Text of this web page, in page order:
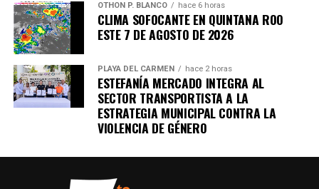
OTHON P. BLANCO hace 6 horas
CLIMA SOFOCANTE EN QUINTANA ROO
ESTE 7 DE AGOSTO DE 2026
PLAYA DEL CARMEN hace 2 horas
ESTEFANÍA MERCADO INTEGRA AL
SECTOR TRANSPORTISTA A LA
ESTRATEGIA MUNICIPAL CONTRA LA
VIOLENCIA DE GÉNERO